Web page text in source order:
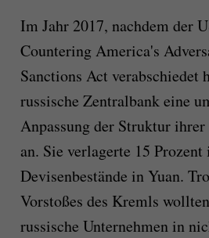
Im Jahr 2017, nachdem der
Countering America's
Sanctions Act verabschiedet
russische Zentralbank eine
Anpassung der Struktur ihrer
an. Sie verlagerte 15 Prozent
Devisenbestände in Yuan.
Vorstoßes des Kremls
russische Unternehmen in